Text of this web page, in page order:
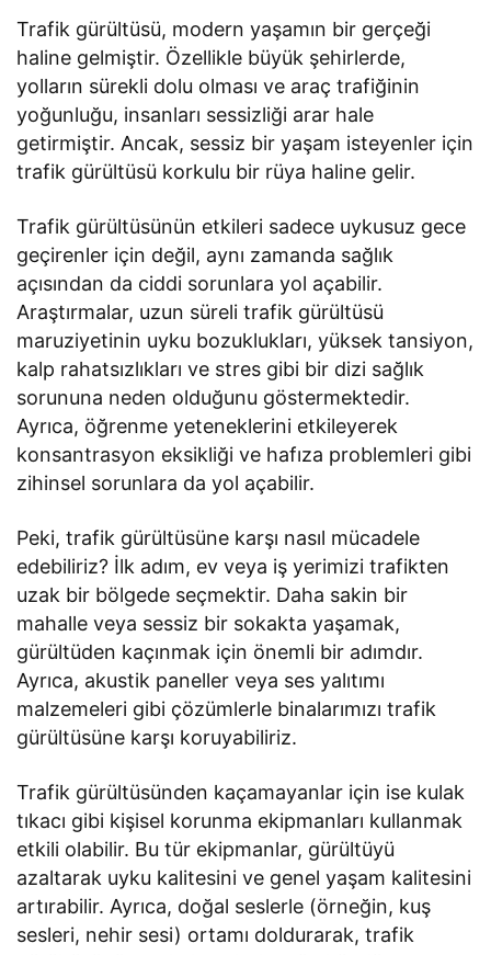
Trafik gürültüsü, modern yaşamın bir gerçeği
haline gelmiştir. Özellikle büyük şehirlerde,
yolların sürekli dolu olması ve araç trafiğinin
yoğunluğu, insanları sessizliği arar hale
getirmiştir. Ancak, sessiz bir yaşam isteyenler için
trafik gürültüsü korkulu bir rüya haline gelir.
Trafik gürültüsünün etkileri sadece uykusuz gece
geçirenler için değil, aynı zamanda sağlık
açısından da ciddi sorunlara yol açabilir.
Araştırmalar, uzun süreli trafik gürültüsü
maruziyetinin uyku bozuklukları, yüksek tansiyon,
kalp rahatsızlıkları ve stres gibi bir dizi sağlık
sorununa neden olduğunu göstermektedir.
Ayrıca, öğrenme yeteneklerini etkileyerek
konsantrasyon eksikliği ve hafıza problemleri gibi
zihinsel sorunlara da yol açabilir.
Peki, trafik gürültüsüne karşı nasıl mücadele
edebiliriz? İlk adım, ev veya iş yerimizi trafikten
uzak bir bölgede seçmektir. Daha sakin bir
mahalle veya sessiz bir sokakta yaşamak,
gürültüden kaçınmak için önemli bir adımdır.
Ayrıca, akustik paneller veya ses yalıtımı
malzemeleri gibi çözümlerle binalarımızı trafik
gürültüsüne karşı koruyabiliriz.
Trafik gürültüsünden kaçamayanlar için ise kulak
tıkacı gibi kişisel korunma ekipmanları kullanmak
etkili olabilir. Bu tür ekipmanlar, gürültüyü
azaltarak uyku kalitesini ve genel yaşam kalitesini
artırabilir. Ayrıca, doğal seslerle (örneğin, kuş
sesleri, nehir sesi) ortamı doldurarak, trafik